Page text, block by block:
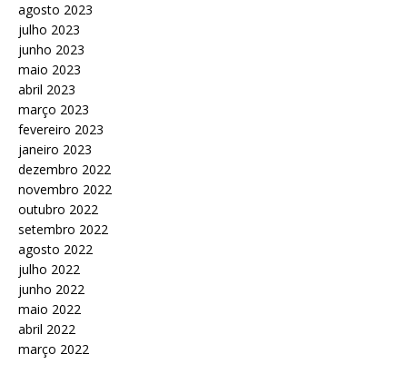
agosto 2023
julho 2023
junho 2023
maio 2023
abril 2023
março 2023
fevereiro 2023
janeiro 2023
dezembro 2022
novembro 2022
outubro 2022
setembro 2022
agosto 2022
julho 2022
junho 2022
maio 2022
abril 2022
março 2022